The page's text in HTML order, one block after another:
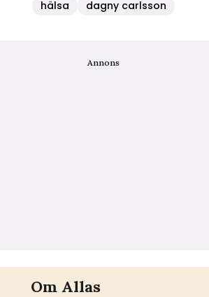
hälsa dagny carlsson
Annons
Om Allas